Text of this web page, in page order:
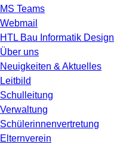
MS Teams
Webmail
HTL Bau Informatik Design
Über uns
Neuigkeiten & Aktuelles
Leitbild
Schulleitung
Verwaltung
Schülerinnenvertretung
Elternverein